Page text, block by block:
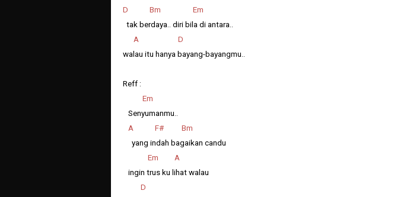
D Bm Em
tak berdaya.. diri bila di antara..
A D
walau itu hanya bayang-bayangmu..
Reff :
Em
Senyumanmu..
A F# Bm
yang indah bagaikan candu
Em A
ingin trus ku lihat walau
D